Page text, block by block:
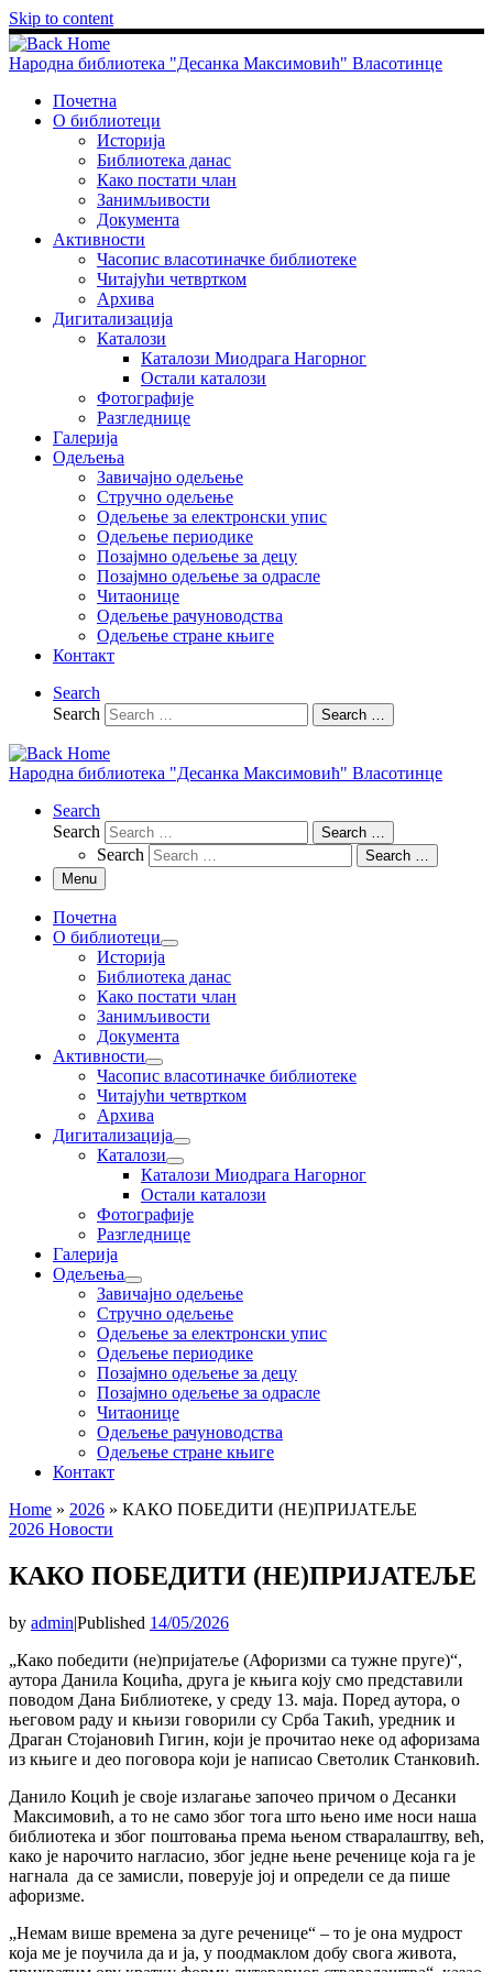
Skip to content
Народна библиотека "Десанка Максимовић" Власотинце
Почетна
О библиотеци
Историја
Библиотека данас
Како постати члан
Занимљивости
Документа
Активности
Часопис власотиначке библиотеке
Читајући четвртком
Архива
Дигитализација
Каталози
Каталози Миодрага Нагорног
Остали каталози
Фотографије
Разгледнице
Галерија
Одељења
Завичајно одељење
Стручно одељење
Одељење за електронски упис
Одељење периодике
Позајмно одељење за децу
Позајмно одељење за одрасле
Читаонице
Одељење рачуноводства
Одељење стране књиге
Контакт
Search
Search
Search …
Народна библиотека "Десанка Максимовић" Власотинце
Search
Search
Search …
Search
Search …
Menu
Почетна
О библиотеци
Историја
Библиотека данас
Како постати члан
Занимљивости
Документа
Активности
Часопис власотиначке библиотеке
Читајући четвртком
Архива
Дигитализација
Каталози
Каталози Миодрага Нагорног
Остали каталози
Фотографије
Разгледнице
Галерија
Одељења
Завичајно одељење
Стручно одељење
Одељење за електронски упис
Одељење периодике
Позајмно одељење за децу
Позајмно одељење за одрасле
Читаонице
Одељење рачуноводства
Одељење стране књиге
Контакт
Home » 2026 » КАКО ПОБЕДИТИ (НЕ)ПРИЈАТЕЉЕ
2026 Новости
КАКО ПОБЕДИТИ (НЕ)ПРИЈАТЕЉЕ
by admin|Published 14/05/2026
„Како победити (не)пријатеље (Афоризми са тужне пруге)“,
аутора Данила Коцића, друга је књига коју смо представили
поводом Дана Библиотеке, у среду 13. маја. Поред аутора, о
његовом раду и књизи говорили су Срба Такић, уредник и
Драган Стојановић Гигин, који је прочитао неке од афоризама
из књиге и део поговора који је написао Светолик Станковић.
Данило Коцић је своје излагање започео причом о Десанки
Максимовић, а то не само због тога што њено име носи наша
библиотека и због поштовања према њеном стваралаштву, већ,
како је нарочито нагласио, због једне њене реченице која га је
нагнала да се замисли, поверује јој и определи се да пише
афоризме.
„Немам више времена за дуге реченице“ – то је она мудрост
која ме је поучила да и ја, у поодмаклом добу свога живота,